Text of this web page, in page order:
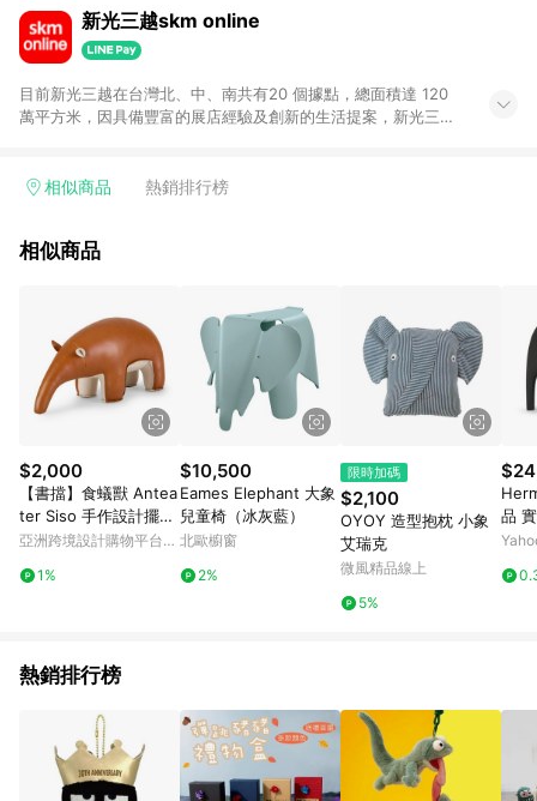
新光三越skm online
目前新光三越在台灣北、中、南共有20 個據點，總面積達 120
萬平方米，因具備豐富的展店經驗及創新的生活提案，新光三越
理念不斷向前邁進，並善盡企業社會責任，為人們帶來更愉悅美
相似商品 熱銷排行榜
相似商品
$2,000
【書擋】食蟻獸 Antea
ter Siso 手作設計擺飾
l 質感家飾 生日禮
亞洲跨境設計購物平台
1%
$10,500
Eames Elephant 大象
兒童椅（冰灰藍）
北歐櫥窗
2%
限時加碼
$2,100
OYOY 造型抱枕 ⼩象
艾瑞克
微風精品線上
5%
品
鎮(
熱銷排行榜